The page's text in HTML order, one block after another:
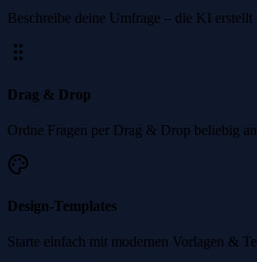
Beschreibe deine Umfrage – die KI erstellt
Drag & Drop
Ordne Fragen per Drag & Drop beliebig an
Design-Templates
Starte einfach mit modernen Vorlagen &